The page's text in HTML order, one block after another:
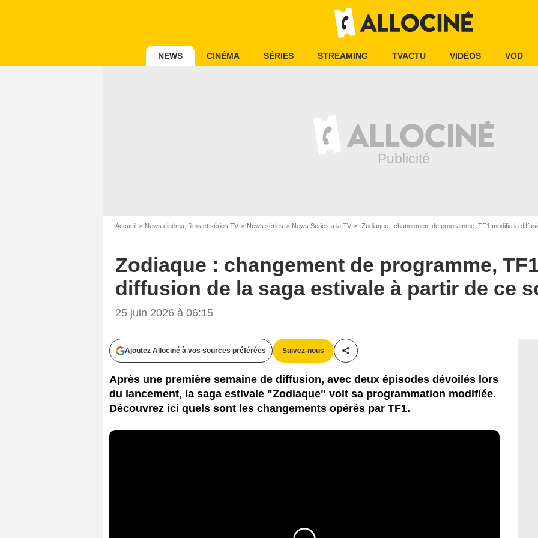
NEWS CINÉMA SÉRIES STREAMING TVACTU VIDÉOS VOD
Accueil News cinéma, films et séries TV News séries News Séries à la TV Zodiaque : changement de programme, TF1 modifie la
Zodiaque : changement de programme,
diffusion de la saga estivale à partir de ce
25 juin 2026 à 06:15
Ajoutez Allociné à vos sources préférées Suivez-nous
Partager cet article
Après une première semaine de diffusion, avec deux épisodes dévoilés lors
du lancement, la saga estivale "Zodiaque" voit sa programmation modifiée.
Découvrez ici quels sont les changements opérés par TF1.